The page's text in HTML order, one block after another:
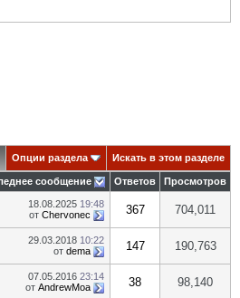
Опции раздела Искать в этом разделе
сообщение Ответов Просмотров
18.08.2025 19:48
от Chervonec 367 704,011
29.03.2018 10:22
от dema 147 190,763
07.05.2016 23:14
от AndrewMoa 38 98,140